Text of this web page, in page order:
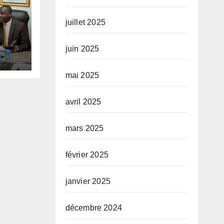
juillet 2025
juin 2025
mai 2025
avril 2025
mars 2025
février 2025
janvier 2025
décembre 2024